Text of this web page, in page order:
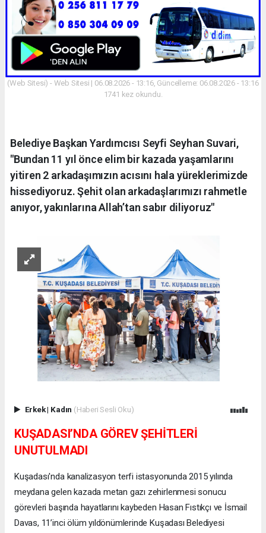
(Web Sitesi) - Web Sitesi | 06.08.2026 - 13:16, Güncelleme: 06.08.2026 - 13:16
1741 kez okundu.
Belediye Başkan Yardımcısı Seyfi Seyhan Suvari,
"Bundan 11 yıl önce elim bir kazada yaşamlarını
yitiren 2 arkadaşımızın acısını hala yüreklerimizde
hissediyoruz. Şehit olan arkadaşlarımızı rahmetle
anıyor, yakınlarına Allah’tan sabır diliyoruz"
Erkek| Kadın (Haberi Sesli Oku)
KUŞADASI’NDA GÖREV ŞEHİTLERİ
UNUTULMADI
Kuşadası'nda kanalizasyon terfi istasyonunda 2015 yılında
meydana gelen kazada metan gazı zehirlenmesi sonucu
görevleri başında hayatlarını kaybeden Hasan Fıstıkçı ve İsmail
Davas, 11’inci ölüm yıldönümlerinde Kuşadası Belediyesi